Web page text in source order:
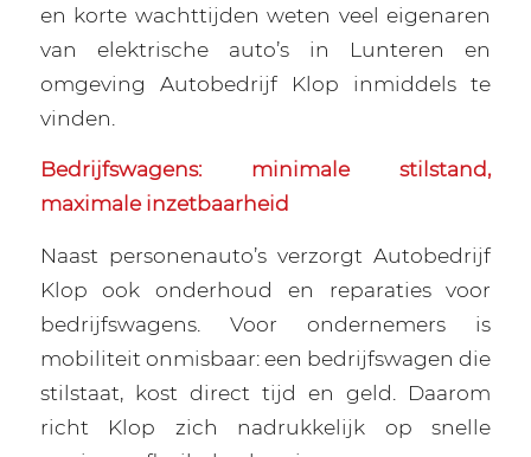
en korte wachttijden weten veel eigenaren
van elektrische auto’s in Lunteren en
omgeving Autobedrijf Klop inmiddels te
vinden.
Bedrijfswagens: minimale stilstand,
maximale inzetbaarheid
Naast personenauto’s verzorgt Autobedrijf
Klop ook onderhoud en reparaties voor
bedrijfswagens. Voor ondernemers is
mobiliteit onmisbaar: een bedrijfswagen die
stilstaat, kost direct tijd en geld. Daarom
richt Klop zich nadrukkelijk op snelle